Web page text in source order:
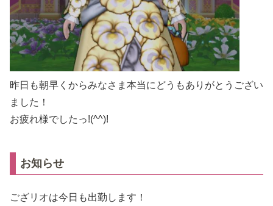
昨日も朝早くからみなさま本当にどうもありがとうござい
ました！
お疲れ様でしたっ!(^^)!
お知らせ
ござリオは今日も出勤します！